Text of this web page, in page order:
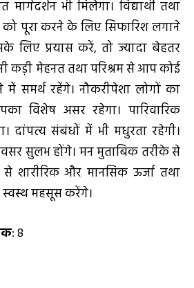
भी मिलेगा। विद्यार्थी तथा
को पूरा करने के लिए सिफारिश लगाने
लिए प्रयास करें, तो ज्यादा बेहतर
कड़ी मेहनत तथा परिश्रम से आप कोई
समर्थ रहेंगे। नौकरीपेशा लोगों का
विशेष असर रहेगा। पारिवारिक
दांपत्य संबंधों में भी मधुरता रहेगी।
सुलभ होंगे। मन मुताबिक तरीके से
से शारीरिक और मानसिक ऊर्जा तथा
स्वस्थ महसूस करेंगे।
: 8